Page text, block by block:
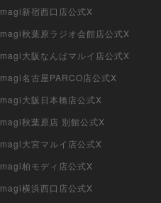
magi新宿西口店公式X
magi秋葉原ラジオ会館店公式X
magi大阪なんばマルイ店公式X
magi名古屋PARCO店公式X
magi大阪日本橋店公式X
magi秋葉原店 別館公式X
magi大宮マルイ店公式X
magi柏モディ店公式X
magi横浜西口店公式X